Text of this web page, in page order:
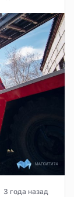
3 года назад